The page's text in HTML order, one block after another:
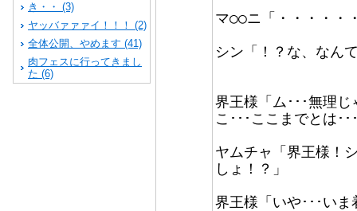
き・・ (3)
ヤッバァァァイ！！！ (2)
全体公開、やめます (41)
肉フェスに行ってきまし
た (6)
マ○○ニ「・・・・・
シン「！？な、なん
界王様「ム･･･無理じ
こ･･･ここまでとは･･
ヤムチャ「界王様！
しょ！？」
界王様「いや･･･い